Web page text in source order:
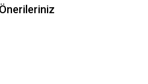
Önerileriniz